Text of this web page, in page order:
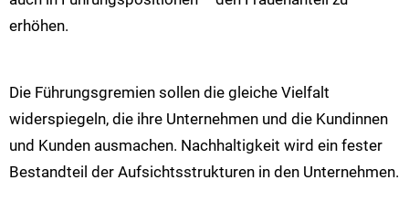
erhöhen.
Die Führungsgremien sollen die gleiche Vielfalt
widerspiegeln, die ihre Unternehmen und die Kundinnen
und Kunden ausmachen. Nachhaltigkeit wird ein fester
Bestandteil der Aufsichtsstrukturen in den Unternehmen.